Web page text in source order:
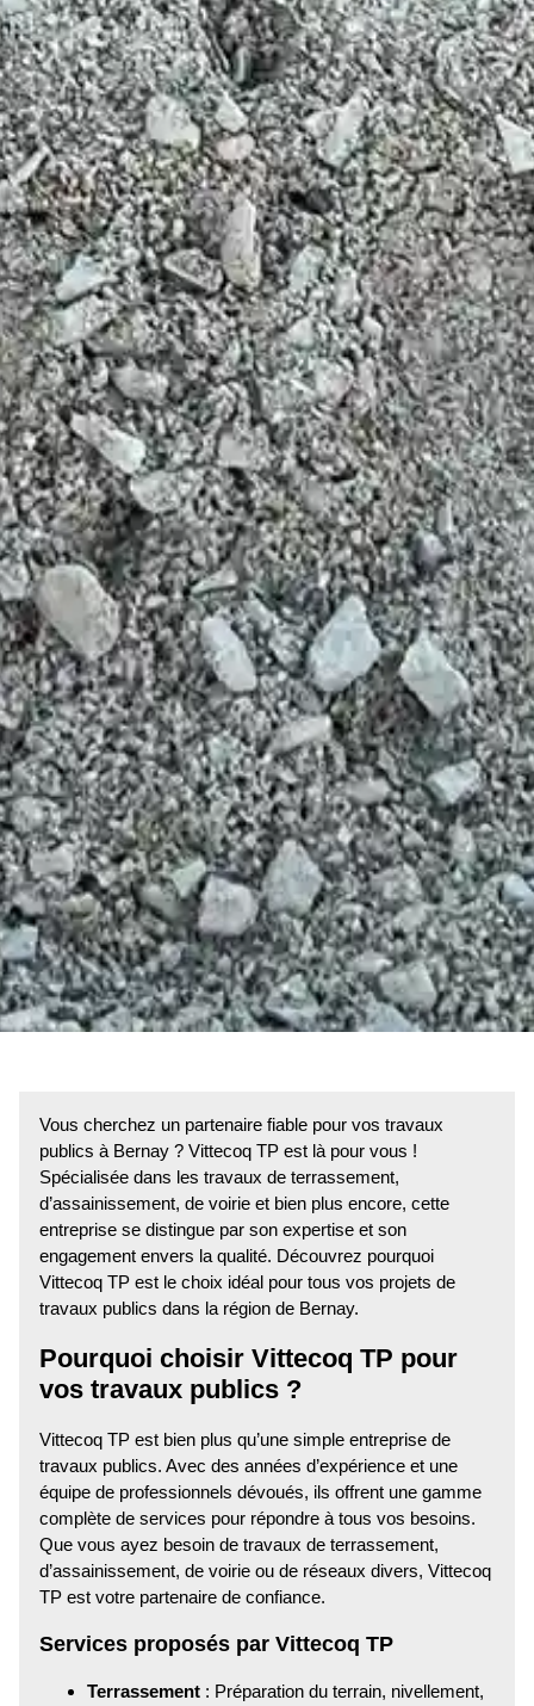
Vous cherchez un partenaire fiable pour vos travaux
publics à Bernay ? Vittecoq TP est là pour vous !
Spécialisée dans les travaux de terrassement,
d’assainissement, de voirie et bien plus encore, cette
entreprise se distingue par son expertise et son
engagement envers la qualité. Découvrez pourquoi
Vittecoq TP est le choix idéal pour tous vos projets de
travaux publics dans la région de Bernay.
Pourquoi choisir Vittecoq TP pour
vos travaux publics ?
Vittecoq TP est bien plus qu’une simple entreprise de
travaux publics. Avec des années d’expérience et une
équipe de professionnels dévoués, ils offrent une gamme
complète de services pour répondre à tous vos besoins.
Que vous ayez besoin de travaux de terrassement,
d’assainissement, de voirie ou de réseaux divers, Vittecoq
TP est votre partenaire de confiance.
Services proposés par Vittecoq TP
Terrassement: Préparation du terrain, nivellement,